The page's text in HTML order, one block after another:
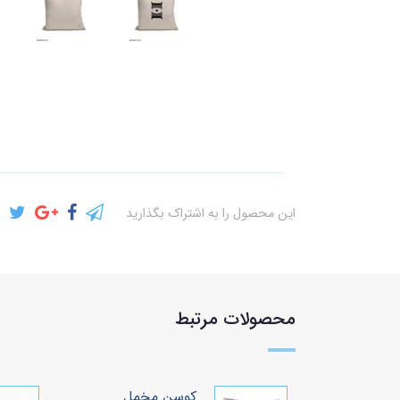
این محصول را به اشتراک بگذارید
محصولات مرتبط